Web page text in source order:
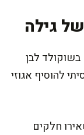
גילה
לבן
להוסיף אגוזי
חלקים